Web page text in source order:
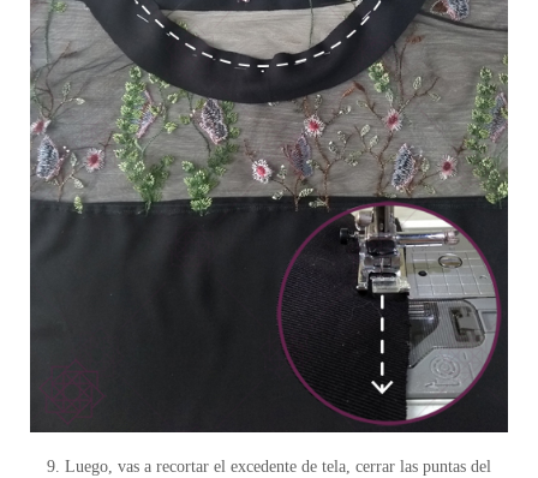
9. Luego, vas a recortar el excedente de tela, cerrar las puntas del